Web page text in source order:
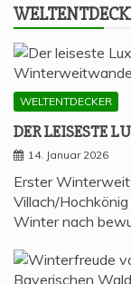
WELTENTDECKER
DER LEI­SES­TE
14. Januar 2026
Erster
Villach/
Winter nach